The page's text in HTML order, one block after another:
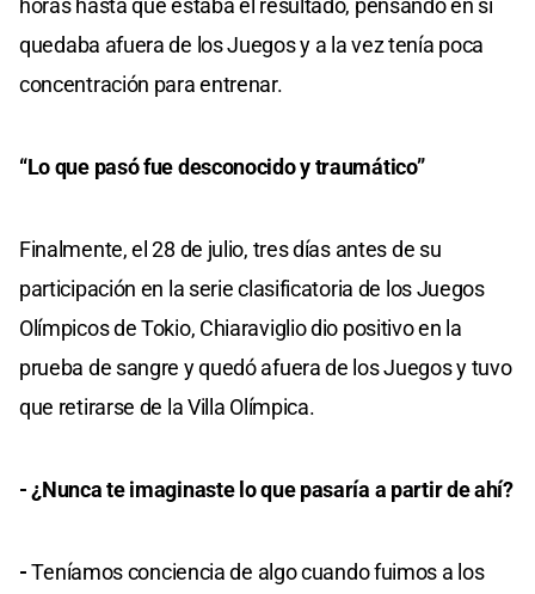
quedaba afuera de los Juegos y a la vez tenía poca
concentración para entrenar.
“Lo que pasó fue desconocido y traumático”
Finalmente, el 28 de julio, tres días antes de su
participación en la serie clasificatoria de los Juegos
Olímpicos de Tokio, Chiaraviglio dio positivo en la
prueba de sangre y quedó afuera de los Juegos y tuvo
que retirarse de la Villa Olímpica.
- ¿Nunca te imaginaste lo que pasaría a partir de ahí?
-Teníamos conciencia de algo cuando fuimos a los